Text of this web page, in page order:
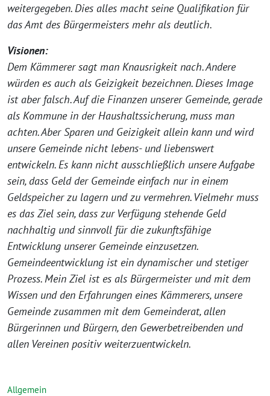
weitergegeben. Dies alles macht seine Qualifikation für
das Amt des Bürgermeisters mehr als deutlich.
Visionen:
Dem Kämmerer sagt man Knausrigkeit nach. Andere
würden es auch als Geizigkeit bezeichnen. Dieses Image
ist aber falsch. Auf die Finanzen unserer Gemeinde, gerade
als Kommune in der Haushaltssicherung, muss man
achten. Aber Sparen und Geizigkeit allein kann und wird
unsere Gemeinde nicht lebens- und liebenswert
entwickeln. Es kann nicht ausschließlich unsere Aufgabe
sein, dass Geld der Gemeinde einfach nur in einem
Geldspeicher zu lagern und zu vermehren. Vielmehr muss
es das Ziel sein, dass zur Verfügung stehende Geld
nachhaltig und sinnvoll für die zukunftsfähige
Entwicklung unserer Gemeinde einzusetzen.
Gemeindeentwicklung ist ein dynamischer und stetiger
Prozess. Mein Ziel ist es als Bürgermeister und mit dem
Wissen und den Erfahrungen eines Kämmerers, unsere
Gemeinde zusammen mit dem Gemeinderat, allen
Bürgerinnen und Bürgern, den Gewerbetreibenden und
allen Vereinen positiv weiterzuentwickeln.
Allgemein